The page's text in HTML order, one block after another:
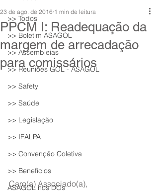
>> Todos
>> Boletim ASAGOL
>> Assembleias
>> Reuniões GOL - ASAGOL
>> Safety
>> Saúde
>> Legislação
>> IFALPA
>> Convenção Coletiva
>> Benefícios
ASAGOL nos DOs
PPCM I: Readequação da
margem de arrecadação
para comissários
23 de ago. de 2016 1 min de leitura
Caro(a) Associado(a),